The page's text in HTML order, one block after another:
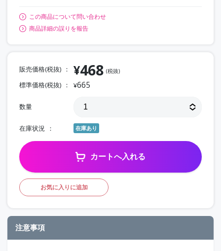
この商品について問い合わせ
商品詳細の誤りを報告
販売価格(税抜) ¥468 (税抜)
標準価格(税抜) ¥665
数量
在庫状況 在庫あり
カートへ入れる
お気に入りに追加
注意事項